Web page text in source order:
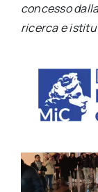
Sezioni
Chi siamo
Cerca
Newsletter
concesso
ricerca e